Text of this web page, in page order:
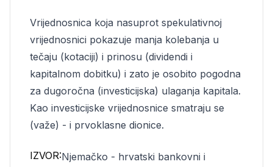
Vrijednosnica koja nasuprot spekulativnoj
vrijednosnici pokazuje manja kolebanja u
tečaju (kotaciji) i prinosu (dividendi i
kapitalnom dobitku) i zato je osobito pogodna
za dugoročna (investicijska) ulaganja kapitala.
Kao investicijske vrijednosnice smatraju se
(važe) - i prvoklasne dionice.
IZVOR:Njemačko - hrvatski bankovni i